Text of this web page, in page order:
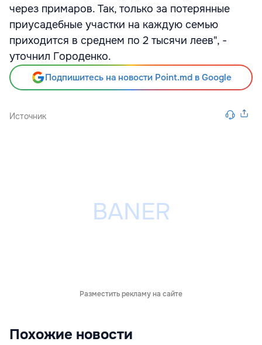
через примаров. Так, только за потерянные
приусадебные участки на каждую семью
приходится в среднем по 2 тысячи леев", -
уточнил Городенко.
Подпишитесь на новости Point.md в Google
Источник
Разместить рекламу на сайте
Похожие новости